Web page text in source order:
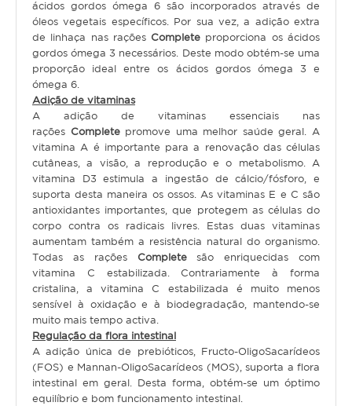
Hamster
Ratazana
Ouriço
Esquilo
Aves
Pequenas
Médias
Grandes
Repteis
Tartaruga
Lagarto
Serpente
SNACKS E BISCOITOS
ácidos gordos ómega 6 são incorporados através de
óleos vegetais específicos. Por sua vez, a adição extra
de linhaça nas rações Complete proporciona os ácidos
gordos ómega 3 necessários. Deste modo obtém-se uma
proporção ideal entre os ácidos gordos ómega 3 e
ómega 6.
Adição de vitaminas
A adição de vitaminas essenciais nas
rações Completepromove uma melhor saúde geral. A
vitamina A é importante para a renovação das células
cutâneas, a visão, a reprodução e o metabolismo. A
vitamina D3 estimula a ingestão de cálcio/fósforo, e
suporta desta maneira os ossos. As vitaminas E e C são
antioxidantes importantes, que protegem as células do
corpo contra os radicais livres. Estas duas vitaminas
aumentam também a resistência natural do organismo.
Todas as rações Completesão enriquecidas com
vitamina C estabilizada. Contrariamente à forma
cristalina, a vitamina C estabilizada é muito menos
sensível à oxidação e à biodegradação, mantendo-se
muito mais tempo activa.
Regulação da flora intestinal
A adição única de prebióticos, Fructo-OligoSacarídeos
(FOS) e Mannan-OligoSacarídeos (MOS), suporta a flora
intestinal em geral. Desta forma, obtém-se um óptimo
equilíbrio e bom funcionamento intestinal.